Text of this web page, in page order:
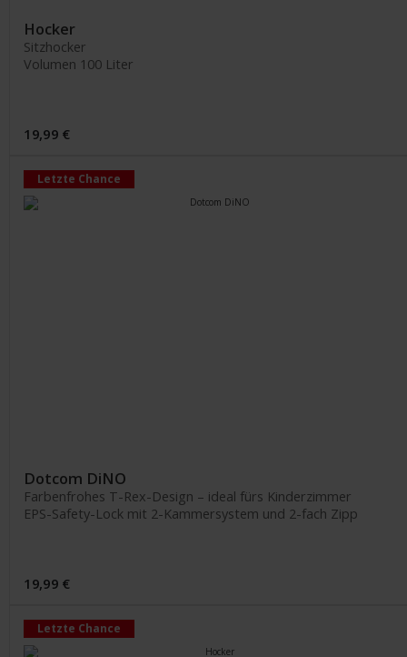
Hocker
Sitzhocker
Volumen 100 Liter
19,99 €
Letzte Chance
Dotcom DiNO
Farbenfrohes T-Rex-Design – ideal fürs Kinderzimmer
EPS-Safety-Lock mit 2-Kammersystem und 2-fach Zipp
19,99 €
Letzte Chance